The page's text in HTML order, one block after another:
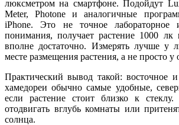
люксметром на смартфоне. Подойдут
Meter, Photone и аналогичные
iPhone. Это не точное лабораторное
понимания, получает растение 1000
вполне достаточно. Измерять лучше у
месте размещения растения, а не просто у
Практический вывод такой: восточное
хамедореи обычно самые удобные,
если растение стоит близко к
отодвигать вглубь комнаты или
солнца.